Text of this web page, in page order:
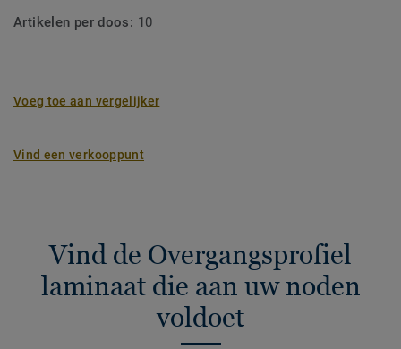
Artikelen per doos: 10
Voeg toe aan vergelijker
Vind een verkooppunt
Vind de Overgangsprofiel
laminaat die aan uw noden
voldoet